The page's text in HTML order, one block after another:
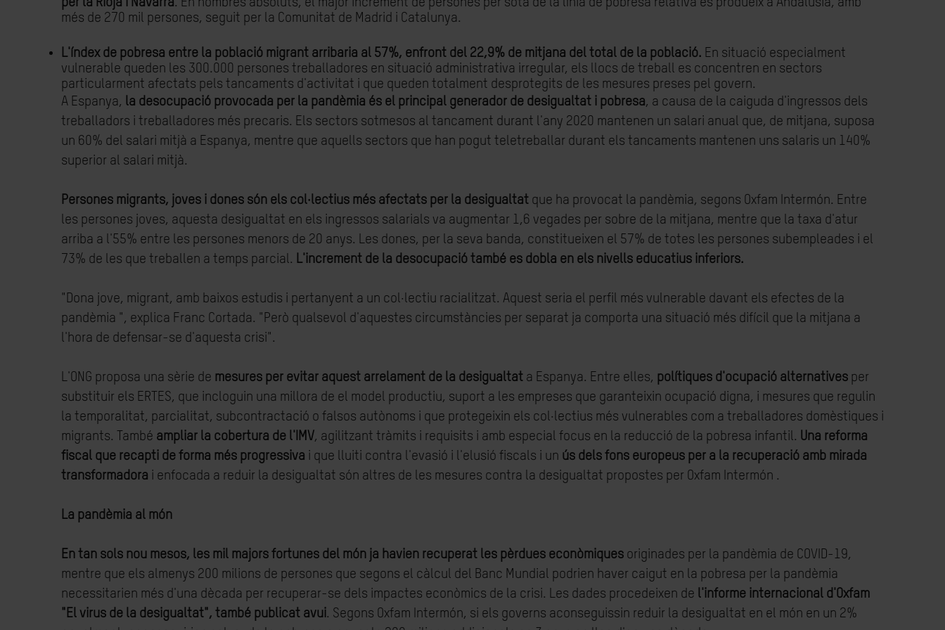
més de 270 mil persones, seguit per la Comunitat de Madrid i Catalunya.
L'índex de pobresa entre la població migrant arribaria al 57%, enfront del 22,9% de mitjana del total de la població. En situació especialment
vulnerable queden les 300.000 persones treballadores en situació administrativa irregular, els llocs de treball es concentren en sectors
particularment afectats pels tancaments d'activitat i que queden totalment desprotegits de les mesures preses pel govern.
A Espanya, la desocupació provocada per la pandèmia és el principal generador de desigualtat i pobresa, a causa de la caiguda d'ingressos dels
treballadors i treballadores més precaris. Els sectors sotmesos al tancament durant l'any 2020 mantenen un salari anual que, de mitjana, suposa
un 60% del salari mitjà a Espanya, mentre que aquells sectors que han pogut teletreballar durant els tancaments mantenen uns salaris un 140%
superior al salari mitjà.
Persones migrants, joves i dones són els col·lectius més afectats per la desigualtat que ha provocat la pandèmia, segons Oxfam Intermón. Entre
les persones joves, aquesta desigualtat en els ingressos salarials va augmentar 1,6 vegades per sobre de la mitjana, mentre que la taxa d'atur
arriba a l'55% entre les persones menors de 20 anys. Les dones, per la seva banda, constitueixen el 57% de totes les persones subempleades i el
73% de les que treballen a temps parcial. L'increment de la desocupació també es dobla en els nivells educatius inferiors.
"Dona jove, migrant, amb baixos estudis i pertanyent a un col·lectiu racialitzat. Aquest seria el perfil més vulnerable davant els efectes de la
pandèmia ", explica Franc Cortada. "Però qualsevol d'aquestes circumstàncies per separat ja comporta una situació més difícil que la mitjana a
l'hora de defensar-se d'aquesta crisi".
L'ONG proposa una sèrie de mesures per evitar aquest arrelament de la desigualtat a Espanya. Entre elles, polítiques d'ocupació alternatives per
substituir els ERTES, que incloguin una millora de el model productiu, suport a les empreses que garanteixin ocupació digna, i mesures que regulin
la temporalitat, parcialitat, subcontractació o falsos autònoms i que protegeixin els col·lectius més vulnerables com a treballadores domèstiques i
migrants. També ampliar la cobertura de l'IMV, agilitzant tràmits i requisits i amb especial focus en la reducció de la pobresa infantil. Una reforma
fiscal que recapti de forma més progressiva i que lluiti contra l'evasió i l'elusió fiscals i un ús dels fons europeus per a la recuperació amb mirada
transformadora i enfocada a reduir la desigualtat són altres de les mesures contra la desigualtat propostes per Oxfam Intermón .
La pandèmia al món
En tan sols nou mesos, les mil majors fortunes del món ja havien recuperat les pèrdues econòmiques originades per la pandèmia de COVID-19,
mentre que els almenys 200 milions de persones que segons el càlcul del Banc Mundial podrien haver caigut en la pobresa per la pandèmia
necessitarien més d'una dècada per recuperar-se dels impactes econòmics de la crisi. Les dades procedeixen de l'informe internacional d'Oxfam
"El virus de la desigualtat", també publicat avui. Segons Oxfam Intermón, si els governs aconseguissin reduir la desigualtat en el món en un 2%